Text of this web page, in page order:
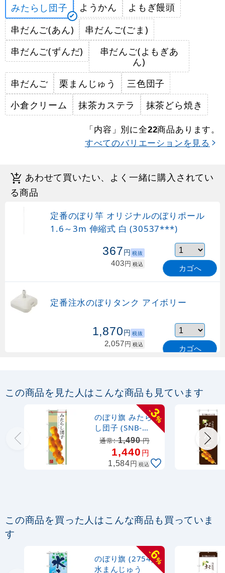
みたらし団子
ようかん
よもぎ饅頭
串だんご(あん)
串だんご(ごま)
串だんご(ずんだ)
串だんご(よもぎあ
ん)
串だんご
栗まんじゅう
三色団子
小倉クリーム
抹茶カステラ 抹茶どら焼き
「内容」別に全22商品あります。
すべてのバリエーションを見る
あわせて買いたい、よく一緒に購入されてい
る商品
定番のぼり竿 オリジナルのぼりポール
1.6～3m 伸縮式 白 (30537***)
367円 税抜
403円 税込 カゴへ
定番注水のぼりタンク アイボリー
1,870円 税抜
2,057円 税込 カゴへ
1.6～3m 伸縮式 緑 (30537GRN)
税抜
売り切れ中
購入不可
定番のぼり竿 オリジナルのぼりポール
1.6～3m 伸縮式 水色 (30537SBL)
定番のぼり竿 オリジナルのぼりポール
367円 税抜
この商品を見た人はこんな商品も見ています
-
3
%
のぼり旗 みたら
し団子 (SNB-
2972)
通常:1,490円
1,440円
1,584円 税込
この商品を買った人はこんな商品も買っていま
す
-
6
%
のぼり旗 (2754)
水まんじゅう